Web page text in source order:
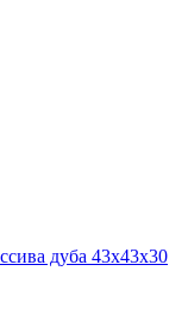
дуба 43х43х30